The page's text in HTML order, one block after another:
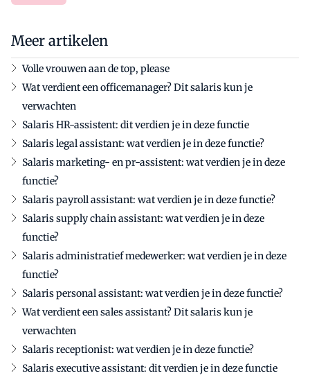
Meer artikelen
Volle vrouwen aan de top, please
Wat verdient een officemanager? Dit salaris kun je
verwachten
Salaris HR-assistent: dit verdien je in deze functie
Salaris legal assistant: wat verdien je in deze functie?
Salaris marketing- en pr-assistent: wat verdien je in deze
functie?
Salaris payroll assistant: wat verdien je in deze functie?
Salaris supply chain assistant: wat verdien je in deze
functie?
Salaris administratief medewerker: wat verdien je in deze
functie?
Salaris personal assistant: wat verdien je in deze functie?
Wat verdient een sales assistant? Dit salaris kun je
verwachten
Salaris receptionist: wat verdien je in deze functie?
Salaris executive assistant: dit verdien je in deze functie